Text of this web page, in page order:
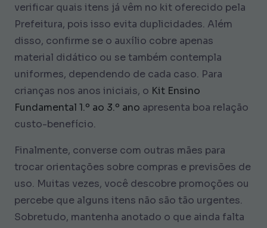
verificar quais itens já vêm no kit oferecido pela
Prefeitura, pois isso evita duplicidades. Além
disso, confirme se o auxílio cobre apenas
material didático ou se também contempla
uniformes, dependendo de cada caso. Para
crianças nos anos iniciais, o Kit Ensino
Fundamental 1.º ao 3.º ano apresenta boa relação
custo-benefício.
Finalmente, converse com outras mães para
trocar orientações sobre compras e previsões de
uso. Muitas vezes, você descobre promoções ou
percebe que alguns itens não são tão urgentes.
Sobretudo, mantenha anotado o que ainda falta